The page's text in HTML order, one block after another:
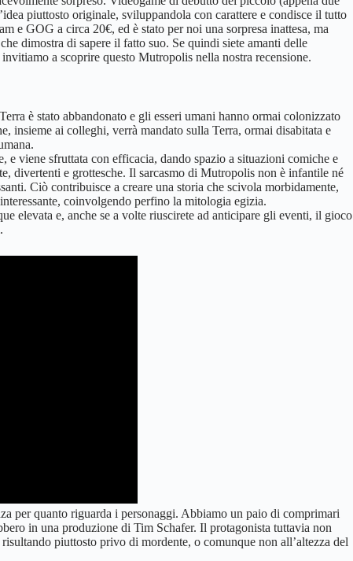
piuttosto originale, sviluppandola con carattere e condisce il tutto
e GOG a circa 20€, ed è stato per noi una sorpresa inattesa, ma
dimostra di sapere il fatto suo. Se quindi siete amanti delle
a scoprire questo Mutropolis nella nostra recensione.
è stato abbandonato e gli esseri umani hanno ormai colonizzato
insieme ai colleghi, verrà mandato sulla Terra, ormai disabitata e
e viene sfruttata con efficacia, dando spazio a situazioni comiche e
divertenti e grottesche. Il sarcasmo di Mutropolis non è infantile né
Ciò contribuisce a creare una storia che scivola morbidamente,
coinvolgendo perfino la mitologia egizia.
elevata e, anche se a volte riuscirete ad anticipare gli eventi, il gioco
per quanto riguarda i personaggi. Abbiamo un paio di comprimari
in una produzione di Tim Schafer. Il protagonista tuttavia non
piuttosto privo di mordente, o comunque non all’altezza del